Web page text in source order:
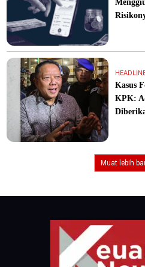
Kasus
KPK:
Muat lebih